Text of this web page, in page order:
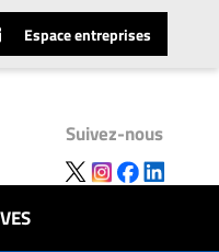
Espace entreprises
Suivez-nous